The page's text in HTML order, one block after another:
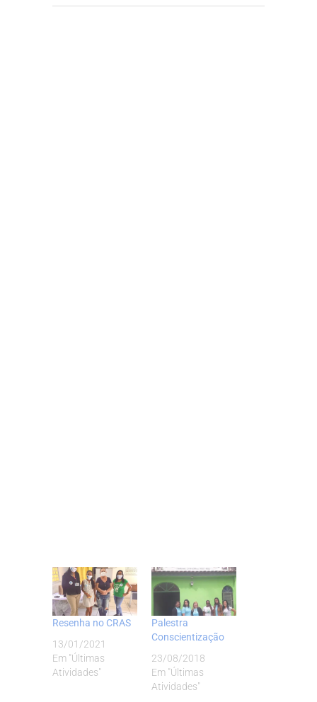
Resenha no CRAS
13/01/2021
Em "Últimas
Atividades"
Palestra
Conscientização
23/08/2018
Em "Últimas
Atividades"